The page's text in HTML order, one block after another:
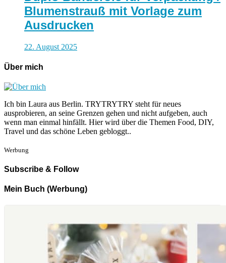
Blumenstrauß mit Vorlage zum
Ausdrucken
22. August 2025
Über mich
Ich bin Laura aus Berlin. TRYTRYTRY steht für neues
ausprobieren, an seine Grenzen gehen und nicht aufgeben, auch
wenn man einmal hinfällt. Hier wird über die Themen Food, DIY,
Travel und das schöne Leben gebloggt..
Werbung
Subscribe & Follow
Mein Buch (Werbung)